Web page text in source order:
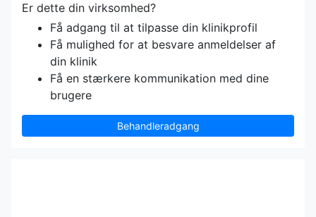
Er dette din virksomhed?
Få adgang til at tilpasse din klinikprofil
Få mulighed for at besvare anmeldelser af
din klinik
Få en stærkere kommunikation med dine
brugere
Behandleradgang